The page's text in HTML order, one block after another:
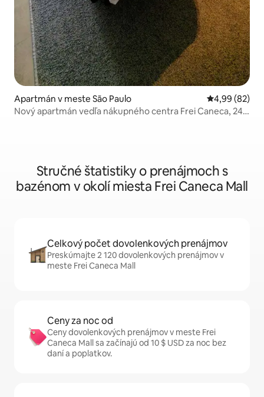
Apartmán v meste São Paulo Priemerné
4,99 (82)
Nový apartmán vedľa nákupného centra Frei Caneca, 24.
Stručné štatistiky o prenájmoch s
bazénom v okolí miesta Frei Caneca Mall
Celkový počet dovolenkových prenájmov
Preskúmajte 2 120 dovolenkových prenájmov v
meste Frei Caneca Mall
Ceny za noc od
Ceny dovolenkových prenájmov v meste Frei
Caneca Mall sa začínajú od 10 $ USD za noc bez
daní a poplatkov.